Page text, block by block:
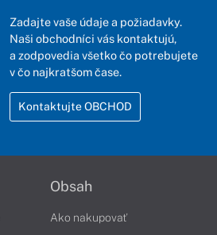
Zadajte vaše údaje a požiadavky.
Naši obchodníci vás kontaktujú,
a zodpovedia všetko čo potrebujete
v čo najkratšom čase.
Kontaktujte OBCHOD
Obsah
Ako nakupovať